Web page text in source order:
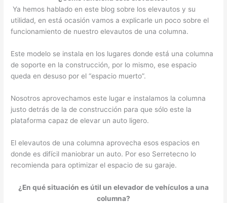
Ya hemos hablado en este blog sobre los elevautos y su
utilidad, en está ocasión vamos a explicarle un poco sobre el
funcionamiento de nuestro elevautos de una columna.
Este modelo se instala en los lugares donde está una columna
de soporte en la construcción, por lo mismo, ese espacio
queda en desuso por el “espacio muerto”.
Nosotros aprovechamos este lugar e instalamos la columna
justo detrás de la de construcción para que sólo este la
plataforma capaz de elevar un auto ligero.
El elevautos de una columna aprovecha esos espacios en
donde es difícil maniobrar un auto. Por eso Serretecno lo
recomienda para optimizar el espacio de su garaje.
¿En qué situación es útil un elevador de vehículos a una
columna?